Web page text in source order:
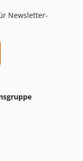
Newsletter-